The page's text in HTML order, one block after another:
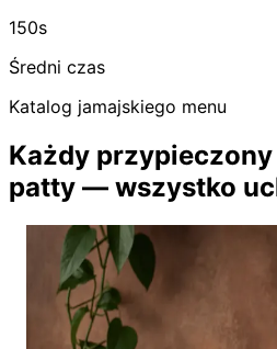
150s
Średni czas
Katalog jamajskiego menu
Każdy
patty — wszystko